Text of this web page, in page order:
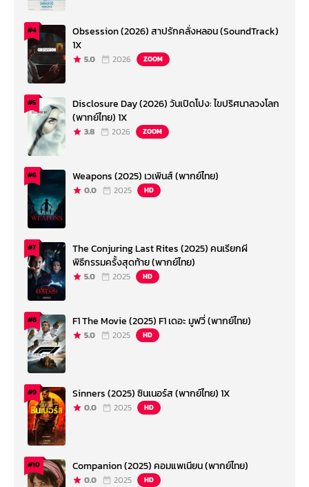
#4
Obsession (2026) สาปรักคลั่งหลอน (SoundTrack)
1X
5.0 2026 ZOOM
#5
Disclosure Day (2026) วันเปิดโปง: ไขปริศนาลวงโลก
(พากย์ไทย) 1X
3.8 2026 ZOOM
#6 Weapons (2025) เวเพินส์ (พากย์ไทย)
0.0 2025 HD
#7
The Conjuring Last Rites (2025) คนเรียกผี
พิธีกรรมครั้งสุดท้าย (พากย์ไทย)
5.0 2025 HD
#8 F1 The Movie (2025) F1 เดอะ มูฟวี่ (พากย์ไทย)
5.0 2025 HD
#9 Sinners (2025) ซินเนอร์ส (พากย์ไทย) 1X
0.0 2025 HD
#10 Companion (2025) คอมแพเนียน (พากย์ไทย)
0.0 2025 HD